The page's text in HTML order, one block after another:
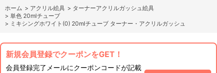
ホーム > アクリル絵具 > ターナーアクリルガッシュ絵具
> 単色 20mlチューブ
> ミキシングホワイト(0) 20mlチューブ ターナー・アクリルガッシュ
新規会員登録でクーポンをGET！
会員登録完了メールにクーポンコードが記載